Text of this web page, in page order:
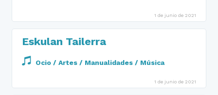
1 de junio de 2021
Eskulan Tailerra
Ocio / Artes / Manualidades / Música
1 de junio de 2021